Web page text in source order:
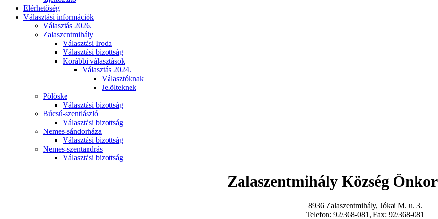
Elérhetőség
Választási információk
Választás 2026.
Zalaszentmihály
Választási Iroda
Választási bizottság
Korábbi választások
Választás 2024.
Választóknak
Jelölteknek
Pölöske
Választási bizottság
Búcsú-szentlászló
Választási bizottság
Nemes-sándorháza
Választási bizottság
Nemes-szentandrás
Választási bizottság
Zalaszentmihály Község
8936 Zalaszentmihály, Jókai M. u. 3.
Telefon: 92/368-081, Fax: 92/368-081